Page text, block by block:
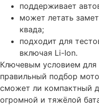
поддерживает
может летать
квада;
подходит для
включая Li-Ion.
Ключевым условием для
правильный подбор
сможет ли компактный
огромной и тяжёлой